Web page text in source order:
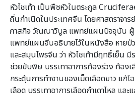
หัวไชเท้า เป็นพืชหัวในตระกูล
ถิ่นกำเนิดในประเทศจีน โดยศาสตราจ
ภาสกิจ วัณณาวิบูล แพทย์แผนปัจจุบัน ผู้
แพทย์แผนจีนอธิบายไว้ในหนังสือ หายป่
และสมุนไพรจีน ว่า หัวไชเท้ามีฤทธิ์เย็น
ช่วยขับพิษ บรรเทาอาการท้องร่วง ท้องเ
กระตุ้นการทำงานของเม็ดเลือดขาว แก้ไ
เลือด บรรเทาอาการเลือดกำเดาไหล และ